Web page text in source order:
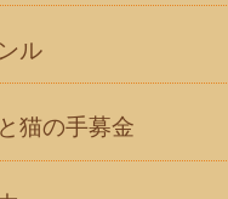
ル
猫の手募金